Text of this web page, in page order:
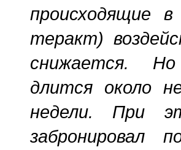
происходящие
теракт)
снижается.
длится около
недели. При
забронировал